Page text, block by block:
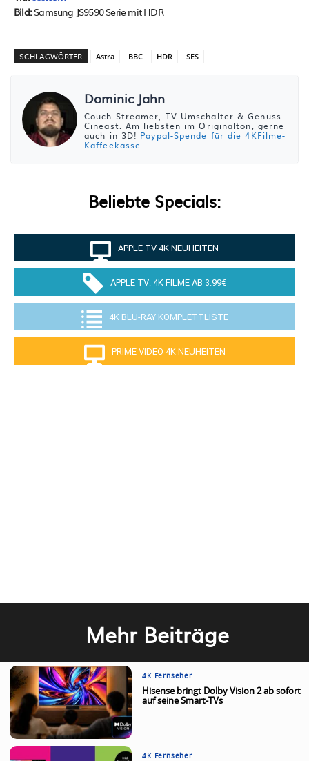
Bild:Samsung JS9590 Serie mit HDR
SCHLAGWÖRTER Astra BBC HDR SES
Dominic Jahn
Couch-Streamer, TV-Umschalter & Genuss-
Cineast. Am liebsten im Originalton, gerne
auch in 3D! Paypal-Spende für die 4KFilme-
Kaffeekasse
Beliebte Specials:
APPLE TV 4K NEUHEITEN
APPLE TV: 4K FILME AB 3.99€
4K BLU-RAY KOMPLETTLISTE
PRIME VIDEO 4K NEUHEITEN
Mehr Beiträge
4K Fernseher
Hisense bringt Dolby Vision 2 ab sofort
auf seine Smart-TVs
4K Fernseher